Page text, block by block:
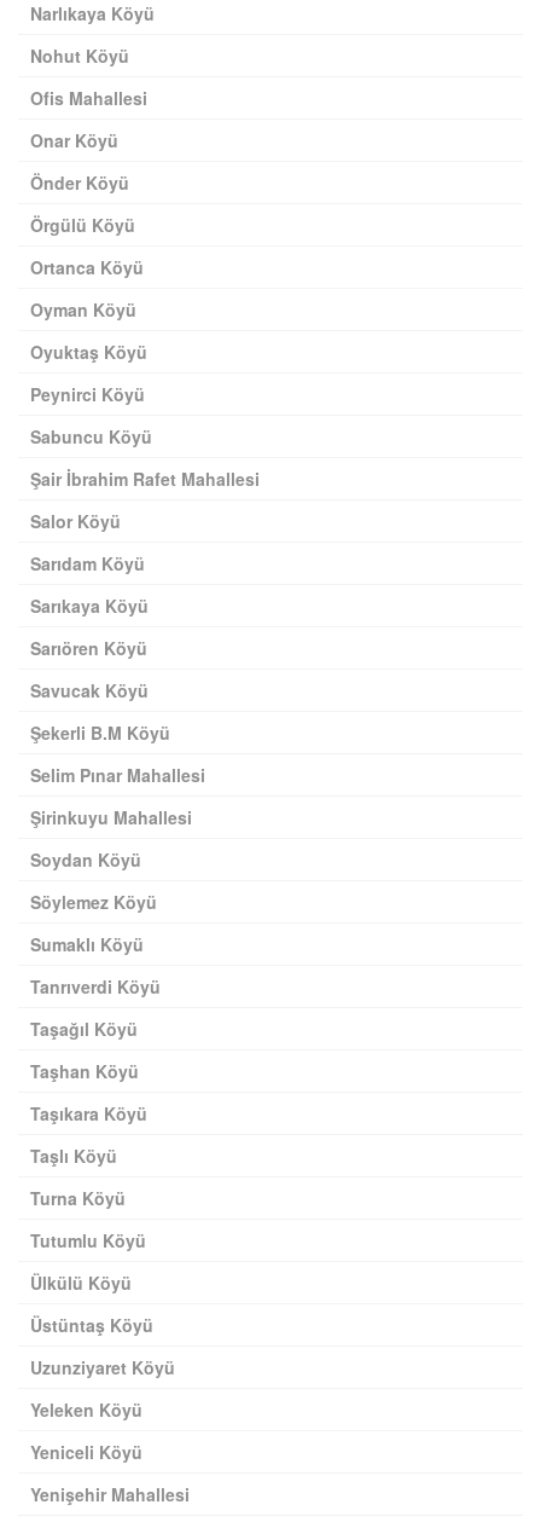
Narlıkaya Köyü
Nohut Köyü
Ofis Mahallesi
Onar Köyü
Önder Köyü
Örgülü Köyü
Ortanca Köyü
Oyman Köyü
Oyuktaş Köyü
Peynirci Köyü
Sabuncu Köyü
Şair İbrahim Rafet Mahallesi
Salor Köyü
Sarıdam Köyü
Sarıkaya Köyü
Sarıören Köyü
Savucak Köyü
Şekerli B.M Köyü
Selim Pınar Mahallesi
Şirinkuyu Mahallesi
Soydan Köyü
Söylemez Köyü
Sumaklı Köyü
Tanrıverdi Köyü
Taşağıl Köyü
Taşhan Köyü
Taşıkara Köyü
Taşlı Köyü
Turna Köyü
Tutumlu Köyü
Ülkülü Köyü
Üstüntaş Köyü
Uzunziyaret Köyü
Yeleken Köyü
Yeniceli Köyü
Yenişehir Mahallesi